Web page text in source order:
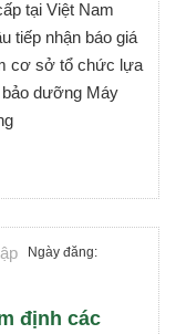
tại Việt Nam
tiếp nhận báo giá
cơ sở tổ chức lựa
dưỡng Máy
Ngày đăng:
định các